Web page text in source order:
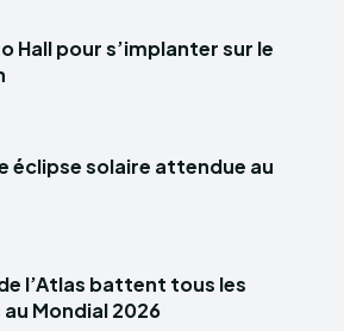
Hall pour s’implanter sur le
éclipse solaire attendue au
l’Atlas battent tous les
Mondial 2026